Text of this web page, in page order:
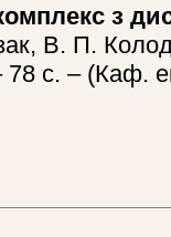
з
В. П.
с. – (Каф.